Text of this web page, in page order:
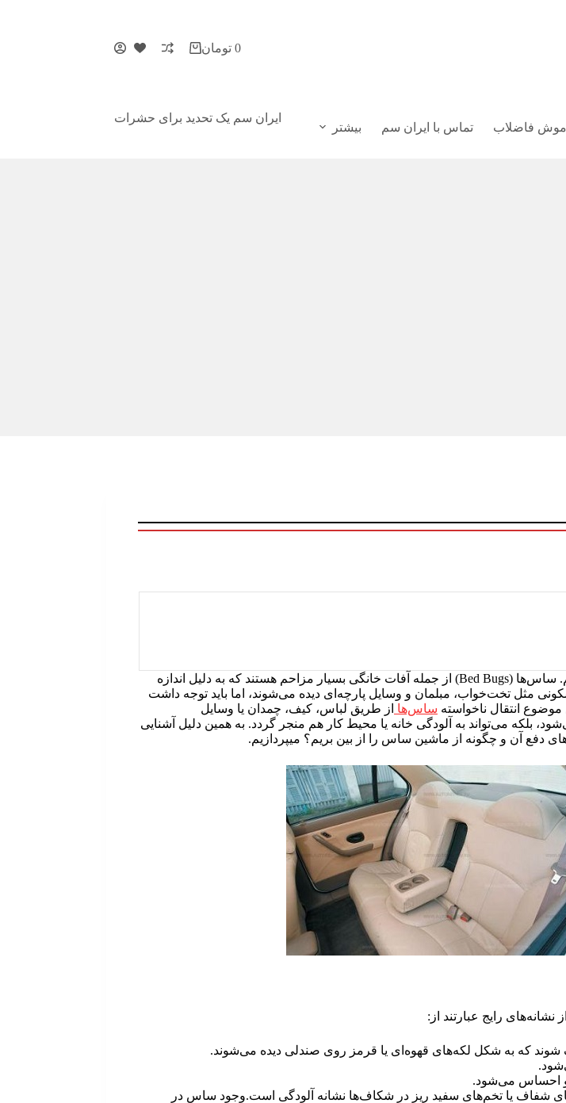
0 تومان
موش فاضلاب تماس با ایران سم بیشتر
ایران سم یک تحدید برای حشرات
را از بین بریم؟ میپردازیم. ساس‌ها (Bed Bugs) از جمله آفات خانگی بسیار مزاحم هستند که به دلیل اندازه
مثل تخت‌خواب، مبلمان و وسایل پارچه‌ای دیده می‌شوند، اما باید توجه داشت
انتقال ناخواسته ساس‌ها از طریق لباس، کیف، چمدان یا وسایل
می‌تواند به آلودگی خانه یا محیط کار هم منجر گردد. به همین دلیل آشنایی
دفع آن و چگونه از ماشین ساس را از بین بریم؟ میپردازیم.
رایج عبارتند از:
که به شکل لکه‌های قهوه‌ای یا قرمز روی صندلی دیده می‌شوند.
احساس می‌شود.
شفاف یا تخم‌های سفید ریز در شکاف‌ها نشانه آلودگی است.وجود ساس در